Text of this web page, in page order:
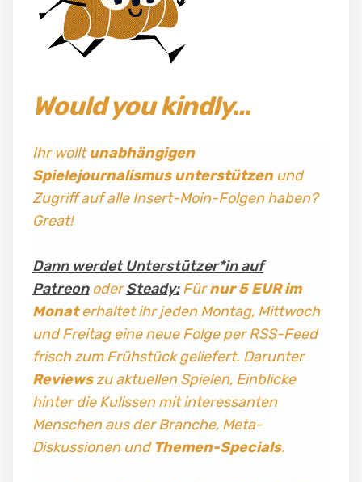
Would you kindly…
Ihr wolltunabhängigen
Spielejournalismus unterstützenund
Zugriff auf alle Insert-Moin-Folgen haben?
Great!
Dann werdet Unterstützer*in auf
PatreonoderSteady:Fürnur 5 EUR im
Monaterhaltet ihr jeden Montag, Mittwoch
und Freitag eine neue Folge per RSS-Feed
frisch zum Frühstück geliefert. Darunter
Reviewszu aktuellen Spielen, Einblicke
hinter die Kulissen mit interessanten
Menschen aus der Branche, Meta-
Diskussionen und Themen-Specials.